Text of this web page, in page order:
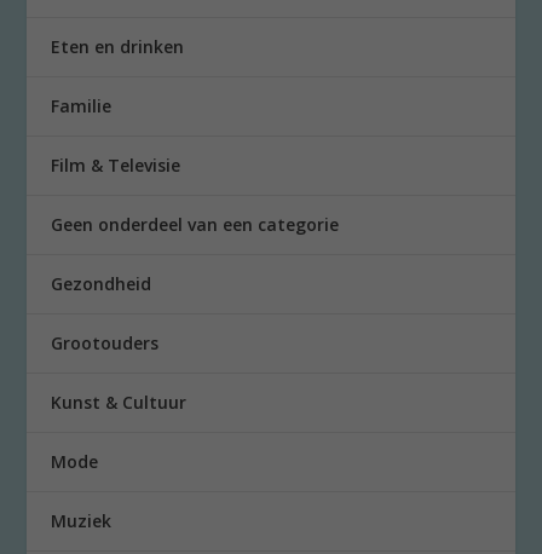
Eten en drinken
Familie
Film & Televisie
Geen onderdeel van een categorie
Gezondheid
Grootouders
Kunst & Cultuur
Mode
Muziek